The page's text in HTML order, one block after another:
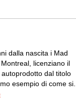
dalla nascita i Mad
licenziano il
dal titolo
esempio di come si...